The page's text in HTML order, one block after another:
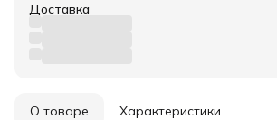
Доставка
О товаре Характеристики